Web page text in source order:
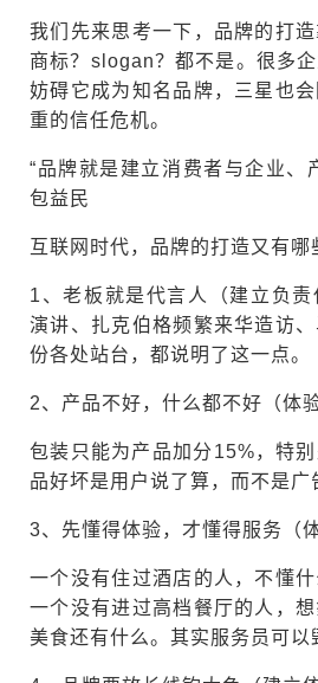
我们先来思考一下，品牌的打造
商标？slogan？都不是。很多
妨碍它成为知名品牌，三星也
重的信任危机。
“品牌就是建立消费者与企业
包益民
互联网时代，品牌的打造又有哪
1、老板就是代言人（建立负责
演讲、扎克伯格频繁来华造访
份各处站台，都说明了这一点。
2、产品不好，什么都不好（体
包装只能为产品加分15%，特
品好坏是用户说了算，而不是广
3、先懂得体验，才懂得服务（
一个没有住过酒店的人，不懂什
一个没有进过高档餐厅的人，
美食还有什么。其实服务员可以